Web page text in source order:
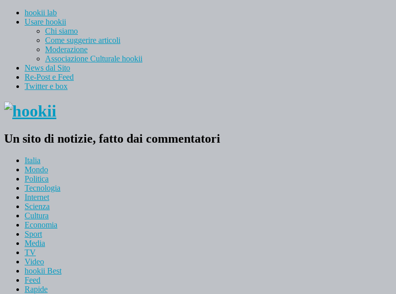
hookii lab
Usare hookii
Chi siamo
Come suggerire articoli
Moderazione
Associazione Culturale hookii
News dal Sito
Re-Post e Feed
Twitter e box
Un sito di notizie, fatto dai commentatori
Italia
Mondo
Politica
Tecnologia
Internet
Scienza
Cultura
Economia
Sport
Media
TV
Video
hookii Best
Feed
Rapide